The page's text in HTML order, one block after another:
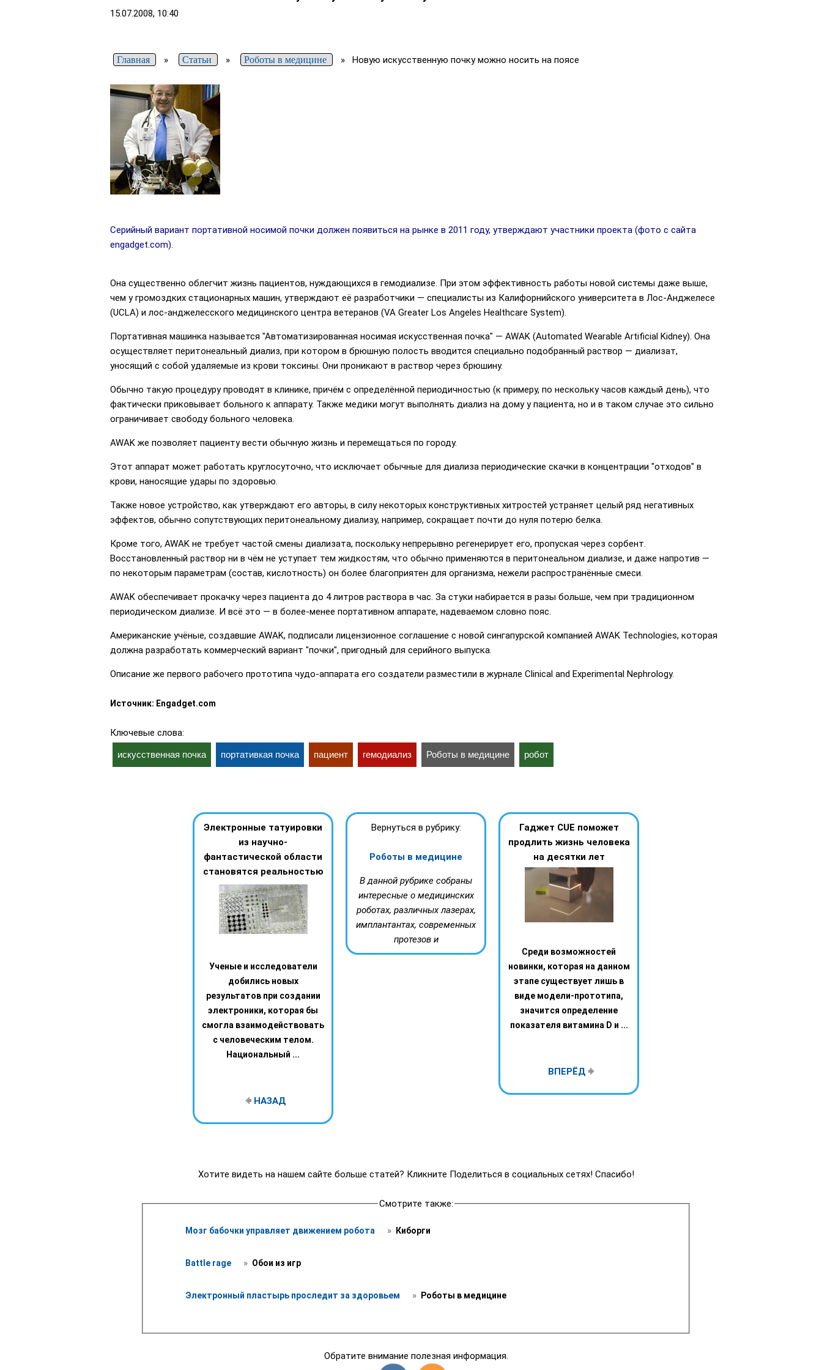
15.07.2008, 10:40
Главная » Статьи » Роботы в медицине » Новую искусственную почку можно носить на поясе
Серийный вариант портативной носимой почки должен появиться на рынке в 2011 году, утверждают участники проекта (фото с сайта
engadget.com).
Она существенно облегчит жизнь пациентов, нуждающихся в гемодиализе. При этом эффективность работы новой системы даже выше,
чем у громоздких стационарных машин, утверждают её разработчики — специалисты из Калифорнийского университета в Лос-Анджелесе
(UCLA) и лос-анджелесского медицинского центра ветеранов (VA Greater Los Angeles Healthcare System).
Портативная машинка называется "Автоматизированная носимая искусственная почка" — AWAK (Automated Wearable Artificial Kidney). Она
осуществляет перитонеальный диализ, при котором в брюшную полость вводится специально подобранный раствор — диализат,
уносящий с собой удаляемые из крови токсины. Они проникают в раствор через брюшину.
Обычно такую процедуру проводят в клинике, причём с определённой периодичностью (к примеру, по нескольку часов каждый день), что
фактически приковывает больного к аппарату. Также медики могут выполнять диализ на дому у пациента, но и в таком случае это сильно
ограничивает свободу больного человека.
AWAK же позволяет пациенту вести обычную жизнь и перемещаться по городу.
Этот аппарат может работать круглосуточно, что исключает обычные для диализа периодические скачки в концентрации "отходов" в
крови, наносящие удары по здоровью.
Также новое устройство, как утверждают его авторы, в силу некоторых конструктивных хитростей устраняет целый ряд негативных
эффектов, обычно сопутствующих перитонеальному диализу, например, сокращает почти до нуля потерю белка.
Кроме того, AWAK не требует частой смены диализата, поскольку непрерывно регенерирует его, пропуская через сорбент.
Восстановленный раствор ни в чём не уступает тем жидкостям, что обычно применяются в перитонеальном диализе, и даже напротив —
по некоторым параметрам (состав, кислотность) он более благоприятен для организма, нежели распространённые смеси.
AWAK обеспечивает прокачку через пациента до 4 литров раствора в час. За стуки набирается в разы больше, чем при традиционном
периодическом диализе. И всё это — в более-менее портативном аппарате, надеваемом словно пояс.
Американские учёные, создавшие AWAK, подписали лицензионное соглашение с новой сингапурской компанией AWAK Technologies, которая
должна разработать коммерческий вариант "почки", пригодный для серийного выпуска.
Описание же первого рабочего прототипа чудо-аппарата его создатели разместили в журнале Clinical and Experimental Nephrology.
Источник: Engadget.com
Ключевые слова:
искусственная почка портативкая почка пациент гемодиализ Роботы в медицине робот
Электронные татуировки
из научно-
фантастической области
становятся реальностью
Ученые и исследователи
добились новых
результатов при создании
электроники, которая бы
смогла взаимодействовать
с человеческим телом.
Национальный ...
НАЗАД
Вернуться в рубрику:
Роботы в медицине
В данной рубрике собраны
интересные о медицинских
роботах, различных лазерах,
имплантантах, современных
протезов и
Гаджет CUE поможет
продлить жизнь человека
на десятки лет
Среди возможностей
новинки, которая на данном
этапе существует лишь в
виде модели-прототипа,
значится определение
показателя витамина D и ...
ВПЕРЁД
Хотите видеть на нашем сайте больше статей? Кликните Поделиться в социальных сетях! Спасибо!
Смотрите также:
Мозг бабочки управляет движением робота » Киборги
Battle rage » Обои из игр
Электронный пластырь проследит за здоровьем » Роботы в медицине
Обратите внимание полезная информация.